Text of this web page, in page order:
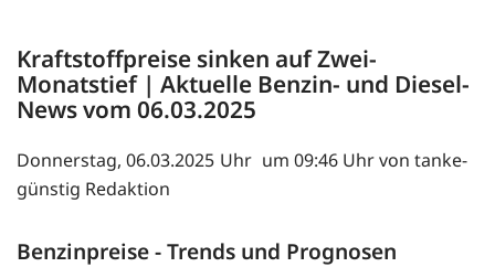
Kraftstoffpreise sinken auf Zwei-
Monatstief | Aktuelle Benzin- und Diesel-
News vom 06.03.2025
Donnerstag, 06.03.2025
um 09:46 Uhr von tanke-
günstig Redaktion
Benzinpreise - Trends und Prognosen